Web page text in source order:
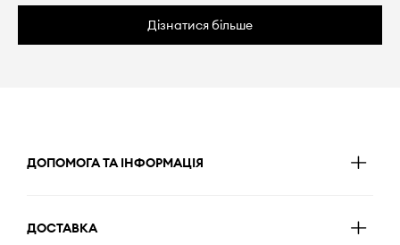
Дізнатися більше
ДОПОМОГА ТА ІНФОРМАЦІЯ
ДОСТАВКА